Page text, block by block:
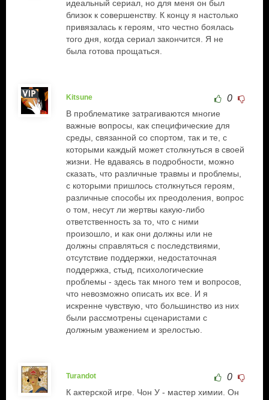
идеальный сериал, но для меня он был
близок к совершенству. К концу я настолько
привязалась к героям, что честно боялась
того дня, когда сериал закончится. Я не
была готова прощаться.
Kitsune 0
В проблематике затрагиваются многие
важные вопросы, как специфические для
среды, связанной со спортом, так и те, с
которыми каждый может столкнуться в своей
жизни. Не вдаваясь в подробности, можно
сказать, что различные травмы и проблемы,
с которыми пришлось столкнуться героям,
различные способы их преодоления, вопрос
о том, несут ли жертвы какую-либо
ответственность за то, что с ними
произошло, и как они должны или не
должны справляться с последствиями,
отсутствие поддержки, недостаточная
поддержка, стыд, психологические
проблемы - здесь так много тем и вопросов,
что невозможно описать их все. И я
искренне чувствую, что большинство из них
были рассмотрены сценаристами с
должным уважением и зрелостью.
Turandot 0
К актерской игре. Чон У - мастер химии. Он